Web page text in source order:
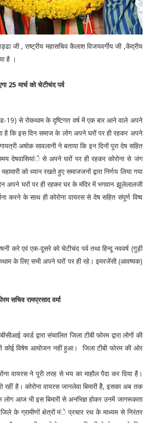
जी , राष्ट्रीय महासचिव कैलाश विजयवर्गीय जी ,केंद्रीय
है ।
25 मार्च को चेटीचंद पर्व
19) से रोकथाम के दृष्टिगत वर्ष में एक बार आने वाले अपने
है कि इस दिन समाज के लोग अपने घरों पर ही रहकर अपने
अषोक सावलानी ने बताया कि इन दिनों पूरा देष सहित
समय देषवासियांे से अपने घरों पर ही रहकर कोरोना से जंग
को ध्यान रखते हुए समाजजनों द्वारा निर्णय लिया गया
अपने घरों पर ही रहकर घर के मंदिर में भगवान झूलेलालजी
करने के साथ ही कोरोना वायरस से देष सहित संपूर्ण विष्व
करे एवं एक-दूसरे को चेटीचंद पर्व तथा हिन्दू नववर्ष (गुड़ी
के लिए सभी अपने घरों पर ही रहे। इमरजेंसी (आवष्यक)
सचिव रामप्रसाद वर्मा
कार्ड द्वारा संचालित जिला टीबी फोरम द्वारा लोगों की
कोई विषेष आयोजन नहीं हुआ। जिला टीबी फोरम की ओर
वायरस ने पूरी तरह से भय का माहौल पैदा कर दिया है।
है। कोरोना वायरस जानलेवा बिमारी हेै, इसका अब तक
आज भी इस बिमारी से अनभिज्ञ होकर उनमें जागरूकता
जिले के ग्रामीणों क्षेत्रों मंे प्रचार रथ के माध्यम से निरंतर